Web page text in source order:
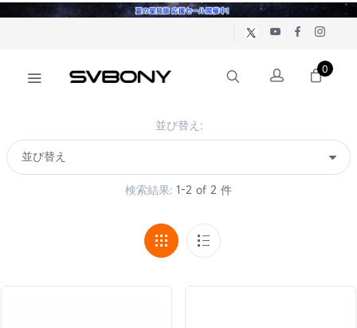
0
並び替え:
検索結果: 1-2 of 2 件